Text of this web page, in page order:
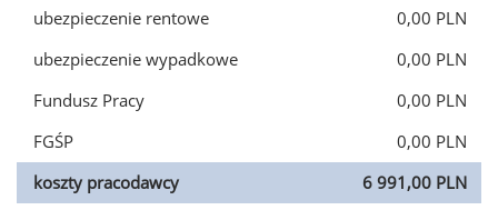
ubezpieczenie rentowe
0,00 PLN
ubezpieczenie wypadkowe
0,00 PLN
Fundusz Pracy
0,00 PLN
FGŚP
0,00 PLN
koszty pracodawcy
6 991,00 PLN